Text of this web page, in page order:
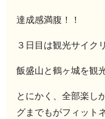
達成感満腹！！
３日目は観光サイク
飯盛山と鶴ヶ城を観
とにかく、全部楽し
グまでもがフィット